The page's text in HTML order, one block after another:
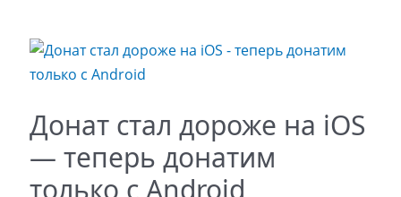
Донат стал дороже на iOS
— теперь донатим
только с Android